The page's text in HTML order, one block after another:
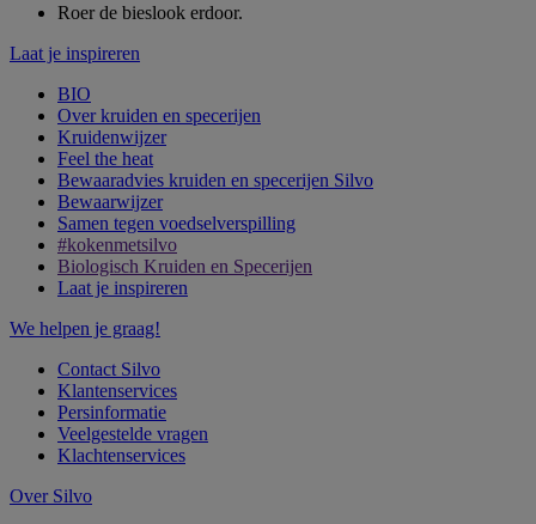
Roer de bieslook erdoor.
Laat je inspireren
BIO
Over kruiden en specerijen
Kruidenwijzer
Feel the heat
Bewaaradvies kruiden en specerijen Silvo
Bewaarwijzer
Samen tegen voedselverspilling
#kokenmetsilvo
Biologisch Kruiden en Specerijen
Laat je inspireren
We helpen je graag!
Contact Silvo
Klantenservices
Persinformatie
Veelgestelde vragen
Klachtenservices
Over Silvo